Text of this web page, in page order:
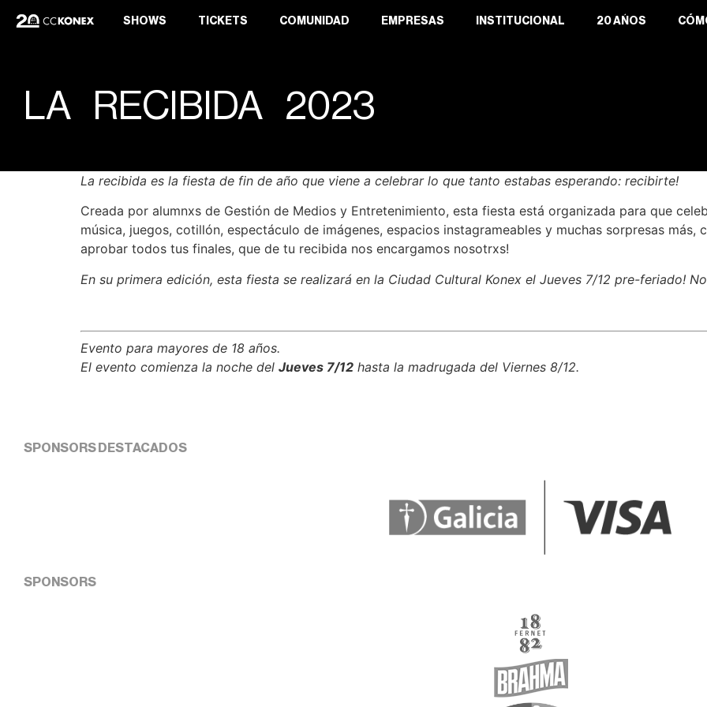
SHOWS TICKETS COMUNIDAD EMPRESAS INSTITUCIONAL 20 AÑOS
LA RECIBIDA 2023
La recibida es la fiesta de fin de año que viene a celebrar lo que tanto estabas esperando: recibirte!
Creada por alumnxs de Gestión de Medios y Entretenimiento, esta fiesta está organizada para que
música, juegos, cotillón, espectáculo de imágenes, espacios instagrameables y muchas sorpresas
aprobar todos tus finales, que de tu recibida nos encargamos nosotrxs!
En su primera edición, esta fiesta se realizará en la Ciudad Cultural Konex el Jueves 7/12 pre-feriado!
Evento para mayores de 18 años.
El evento comienza la noche del Jueves 7/12 hasta la madrugada del Viernes 8/12.
SPONSORS DESTACADOS
SPONSORS